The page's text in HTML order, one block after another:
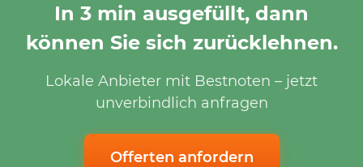
In 3 min ausgefüllt, dann
können Sie sich zurücklehnen.
Lokale Anbieter mit Bestnoten – jetzt
unverbindlich anfragen
Offerten anfordern